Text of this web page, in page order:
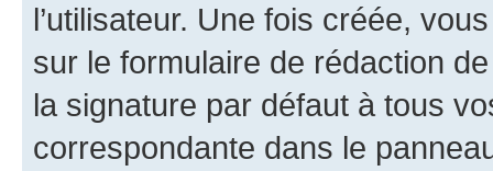
l’utilisateur. Une fois créée,
sur le formulaire de rédaction
la signature par défaut à tous
correspondante dans le